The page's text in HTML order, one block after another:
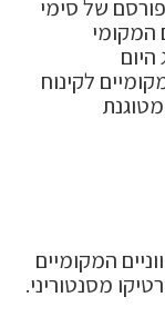
של סימי
המקומי
לקינוח
המקומיים
מסנטוריני.